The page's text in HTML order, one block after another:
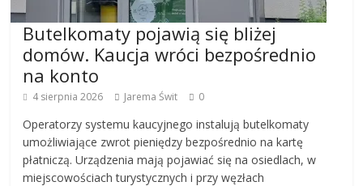
Butelkomaty pojawią się bliżej
domów. Kaucja wróci bezpośrednio
na konto
4 sierpnia 2026 Jarema Świt 0
Operatorzy systemu kaucyjnego instalują butelkomaty
umożliwiające zwrot pieniędzy bezpośrednio na kartę
płatniczą. Urządzenia mają pojawiać się na osiedlach, w
miejscowościach turystycznych i przy węzłach